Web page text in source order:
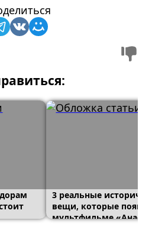
3 реальные
вещи, которые
мультфильме